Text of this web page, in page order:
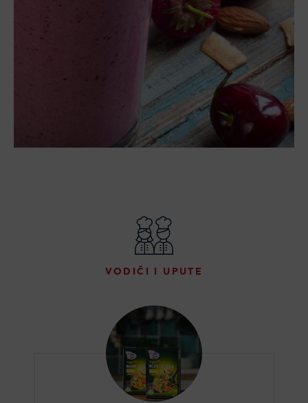
VODIČI I UPUTE